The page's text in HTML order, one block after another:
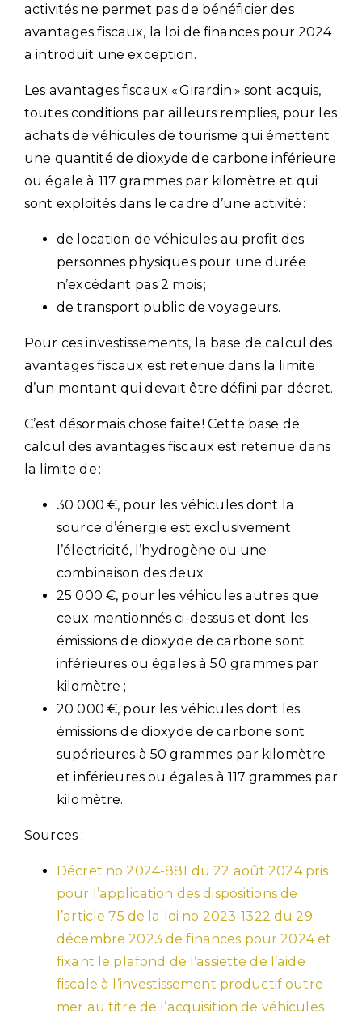
activités ne permet pas de bénéficier des
avantages fiscaux, la loi de finances pour 2024
a introduit une exception.
Les avantages fiscaux « Girardin » sont acquis,
toutes conditions par ailleurs remplies, pour les
achats de véhicules de tourisme qui émettent
une quantité de dioxyde de carbone inférieure
ou égale à 117 grammes par kilomètre et qui
sont exploités dans le cadre d’une activité :
de location de véhicules au profit des
personnes physiques pour une durée
n’excédant pas 2 mois ;
de transport public de voyageurs.
Pour ces investissements, la base de calcul des
avantages fiscaux est retenue dans la limite
d’un montant qui devait être défini par décret.
C’est désormais chose faite ! Cette base de
calcul des avantages fiscaux est retenue dans
la limite de :
30 000 €, pour les véhicules dont la
source d’énergie est exclusivement
l’électricité, l’hydrogène ou une
combinaison des deux ;
25 000 €, pour les véhicules autres que
ceux mentionnés ci-dessus et dont les
émissions de dioxyde de carbone sont
inférieures ou égales à 50 grammes par
kilomètre ;
20 000 €, pour les véhicules dont les
émissions de dioxyde de carbone sont
supérieures à 50 grammes par kilomètre
et inférieures ou égales à 117 grammes par
kilomètre.
Sources :
Décret no 2024-881 du 22 août 2024 pris
pour l’application des dispositions de
l’article 75 de la loi no 2023-1322 du 29
décembre 2023 de finances pour 2024 et
fixant le plafond de l’assiette de l’aide
fiscale à l’investissement productif outre-
mer au titre de l’acquisition de véhicules